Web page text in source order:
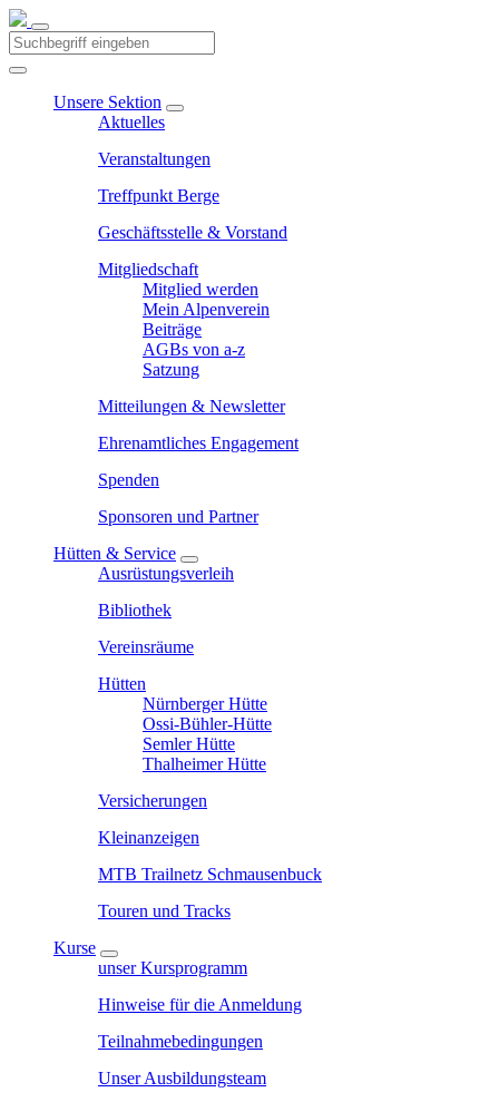
Unsere Sektion
Aktuelles
Veranstaltungen
Treffpunkt Berge
Geschäftsstelle & Vorstand
Mitgliedschaft
Mitglied werden
Mein Alpenverein
Beiträge
AGBs von a-z
Satzung
Mitteilungen & Newsletter
Ehrenamtliches Engagement
Spenden
Sponsoren und Partner
Hütten & Service
Ausrüstungsverleih
Bibliothek
Vereinsräume
Hütten
Nürnberger Hütte
Ossi-Bühler-Hütte
Semler Hütte
Thalheimer Hütte
Versicherungen
Kleinanzeigen
MTB Trailnetz Schmausenbuck
Touren und Tracks
Kurse
unser Kursprogramm
Hinweise für die Anmeldung
Teilnahmebedingungen
Unser Ausbildungsteam